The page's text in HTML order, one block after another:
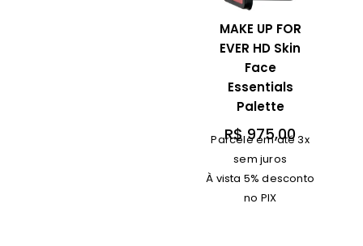
MAKE UP FOR
EVER HD Skin
Face
Essentials
Palette
R$975,00
Parcele em até 3x
sem juros
À vista 5% desconto
no PIX